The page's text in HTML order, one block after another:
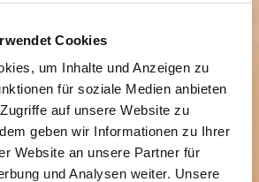
Cookies
um Inhalte und Anzeigen zu
für soziale Medien anbieten
auf unsere Website zu
geben wir Informationen zu Ihrer
Website an unsere Partner für
und Analysen weiter. Unsere